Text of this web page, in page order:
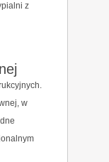
z
w